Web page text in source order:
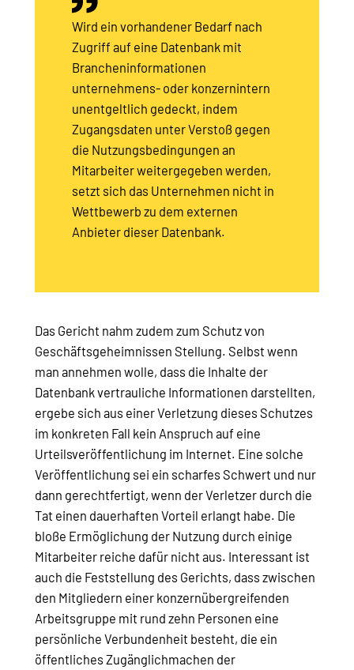
Wird ein vorhandener Bedarf nach
Zugriff auf eine Datenbank mit
Brancheninformationen
unternehmens- oder konzernintern
unentgeltlich gedeckt, indem
Zugangsdaten unter Verstoß gegen
die Nutzungsbedingungen an
Mitarbeiter weitergegeben werden,
setzt sich das Unternehmen nicht in
Wettbewerb zu dem externen
Anbieter dieser Datenbank.
Das Gericht nahm zudem zum Schutz von
Geschäftsgeheimnissen Stellung. Selbst wenn
man annehmen wolle, dass die Inhalte der
Datenbank vertrauliche Informationen darstellten,
ergebe sich aus einer Verletzung dieses Schutzes
im konkreten Fall kein Anspruch auf eine
Urteilsveröffentlichung im Internet. Eine solche
Veröffentlichung sei ein scharfes Schwert und nur
dann gerechtfertigt, wenn der Verletzer durch die
Tat einen dauerhaften Vorteil erlangt habe. Die
bloße Ermöglichung der Nutzung durch einige
Mitarbeiter reiche dafür nicht aus. Interessant ist
auch die Feststellung des Gerichts, dass zwischen
den Mitgliedern einer konzernübergreifenden
Arbeitsgruppe mit rund zehn Personen eine
persönliche Verbundenheit besteht, die ein
öffentliches Zugänglichmachen der